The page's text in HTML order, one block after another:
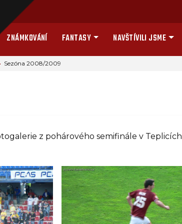
ZNÁMKOVÁNÍ FANTASY NAVŠTÍVILI JSME
Sezóna 2008/2009
z pohárového semifinále v Teplicích